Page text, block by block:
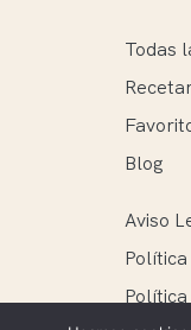
Todas
Blog
Aviso